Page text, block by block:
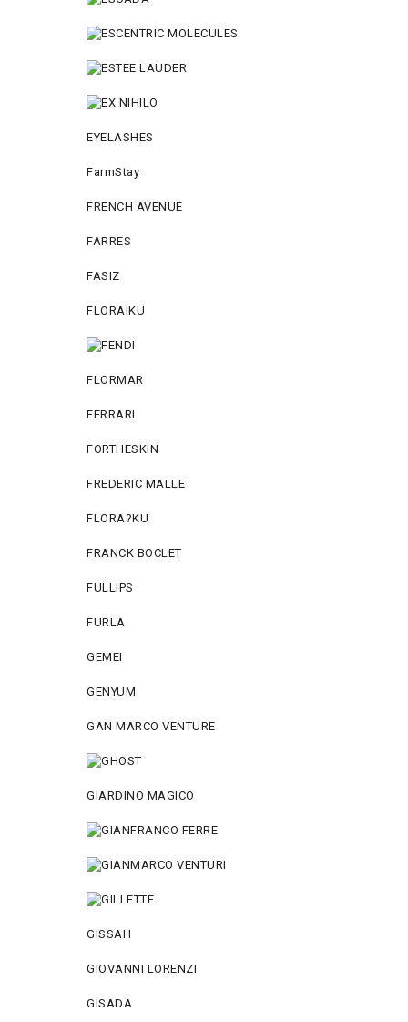
EYELASHES
FarmStay
FRENCH AVENUE
FARRES
FASIZ
FLORAIKU
FLORMAR
FERRARI
FORTHESKIN
FREDERIC MALLE
FLORA?KU
FRANCK BOCLET
FULLIPS
FURLA
GEMEI
GENYUM
GAN MARCO VENTURE
GIARDINO MAGICO
GISSAH
GIOVANNI LORENZI
GISADA